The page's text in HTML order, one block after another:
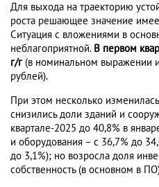
Для выхода на траекторию
роста решающее значение
Ситуация с вложениями в
неблагоприятной. В первом
г/г(в номинальном выражении
рублей).
При этом несколько
снизились доли зданий и
квартале-2025 до 40,8% в
и оборудования – с 36,7% до
до 3,1%); но возросла доля
собственность (в основном в